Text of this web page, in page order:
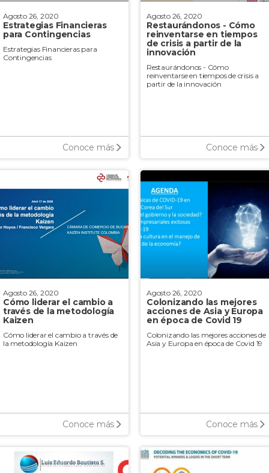
Agosto 26, 2020
Estrategias Financieras
para Contingencias
Estrategias Financieras para
Contingencias
Conoce más
Agosto 26, 2020
Restaurándonos - Cómo
reinventarse en tiempos
de crisis a partir de la
innovación
Restaurándonos - Cómo
reinventarse en tiempos de crisis a
partir de la innovación
Conoce más
Agosto 26, 2020
Cómo liderar el cambio a
través de la metodología
Kaizen
Cómo liderar el cambio a través de
la metodología Kaizen
Conoce más
Agosto 26, 2020
Colonizando las mejores
acciones de Asia y Europa
en época de Covid 19
Colonizando las mejores acciones de
Asia y Europa en época de Covid 19
Conoce más